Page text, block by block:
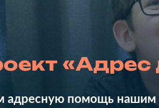
адресную помощь нашим
Узнать о проекте